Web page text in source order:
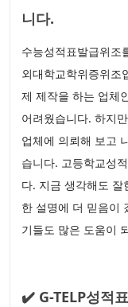
니다.
수능성적표발급위조
외대학교학위증위조
제 제작을 하는 업체
어려웠습니다. 하지
업체에 의뢰해 보고
습니다. 고등학교성
다. 지금 생각해도
한 설명에 더 믿음이
기들도 많은 도움이
✔️ G-TELP성적